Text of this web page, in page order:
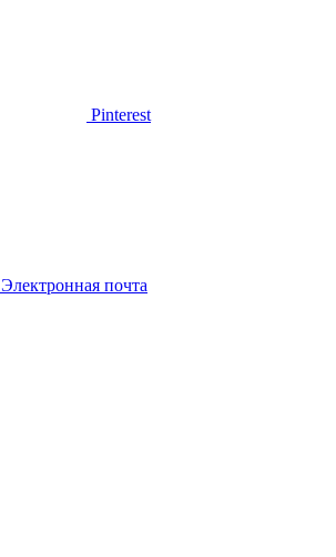
Pinterest
Электронная почта